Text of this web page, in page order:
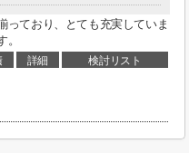
っており、とても充実していま
詳細 検討リスト